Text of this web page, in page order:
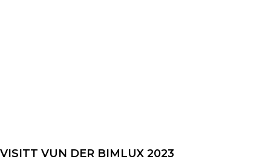
VISITT VUN DER BIMLUX 2023